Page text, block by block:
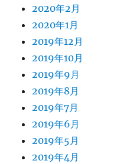
2020年2月
2020年1月
2019年12月
2019年10月
2019年9月
2019年8月
2019年7月
2019年6月
2019年5月
2019年4月